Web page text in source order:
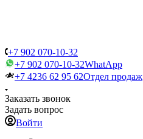
+7 902 070-10-32
+7 902 070-10-32WhatApp
+7 4236 62 95 62Отдел продаж
Заказать звонок
Задать вопрос
Войти